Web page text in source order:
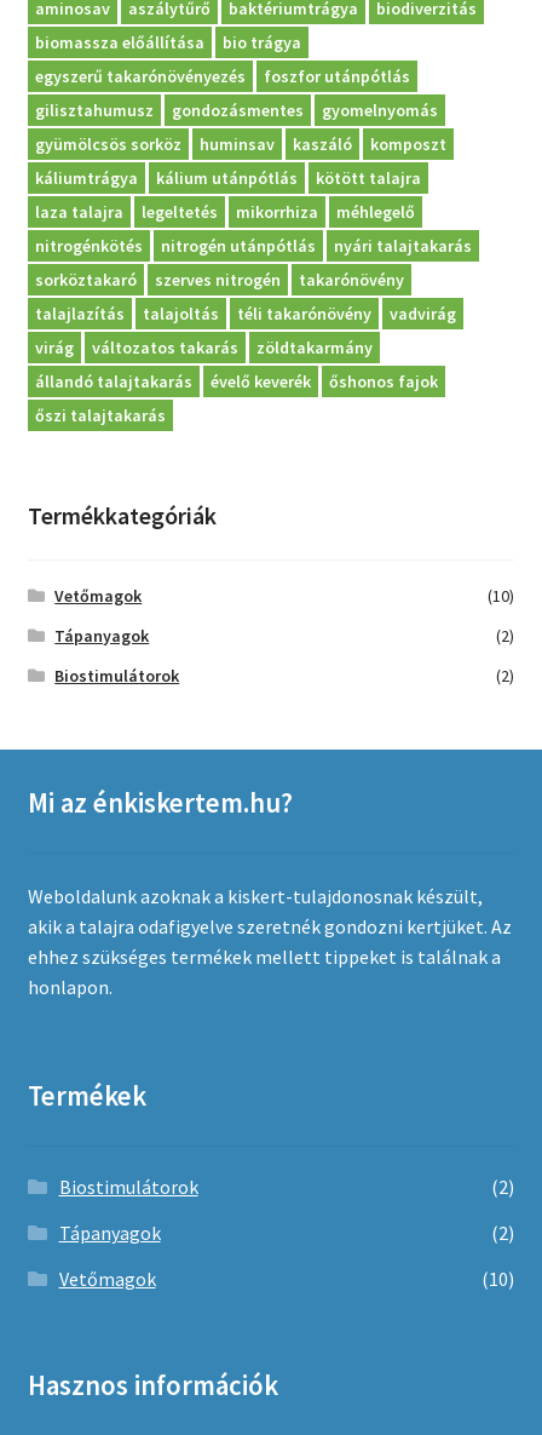
Kosár
aminosav aszálytűrő baktériumtrágya
biodiverzitás
biomassza előállítása
bio trágya
egyszerű takarónövényezés
foszfor utánpótlás
gilisztahumusz
gondozásmentes
gyomelnyomás
gyümölcsös sorköz
huminsav kaszáló
komposzt
káliumtrágya
kálium utánpótlás
kötött talajra
laza talajra
legeltetés mikorrhiza
méhlegelő
nitrogénkötés
nitrogén utánpótlás
nyári talajtakarás
sorköztakaró
szerves nitrogén
takarónövény
talajlazítás
talajoltás téli takarónövény
vadvirág
virág
változatos takarás
zöldtakarmány
állandó talajtakarás
évelő keverék
őshonos fajok
őszi talajtakarás
Termékkategóriák
Vetőmagok
(10)
Tápanyagok
(2)
Biostimulátorok
(2)
Mi az énkiskertem.hu?
Weboldalunk azoknak a kiskert-tulajdonosnak készült,
akik a talajra odafigyelve szeretnék gondozni kertjüket. Az
ehhez szükséges termékek mellett tippeket is találnak a
honlapon.
Termékek
Biostimulátorok
(2)
Tápanyagok
(2)
Vetőmagok
(10)
Hasznos információk